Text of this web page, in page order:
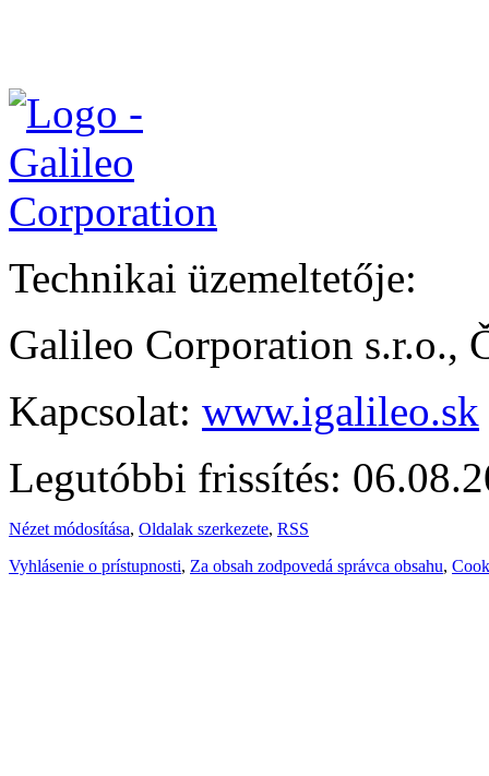
Technikai üzemeltetője:
Galileo Corporation s.r.o.,
Kapcsolat: www.igalileo.sk
Legutóbbi frissítés:
Nézet módosítása, Oldalak szerkezete, RSS
Vyhlásenie o prístupnosti, Za obsah zodpovedá správca obsahu,